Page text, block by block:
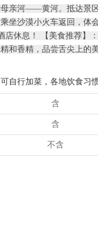
亲河——黄河。抵达景
坐沙漠小火车返回，
店休息！ 【美食推荐
和香精，品尝舌尖上的
自行加菜，各地饮食习
含
含
不含